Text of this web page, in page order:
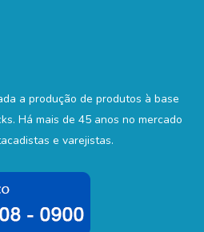
a produção de produtos à base
Há mais de 45 anos no mercado
e varejistas.